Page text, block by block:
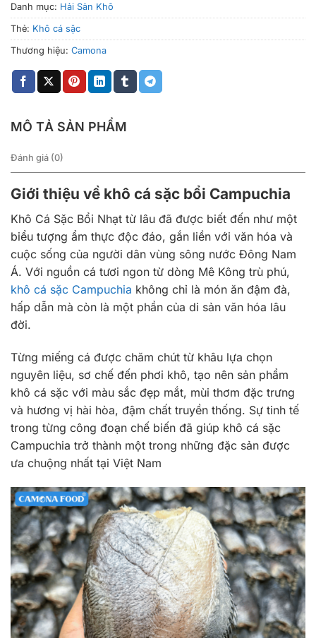
Danh mục: Hải Sản Khô
Thẻ: Khô cá sặc
Thương hiệu: Camona
MÔ TẢ SẢN PHẨM
Đánh giá (0)
Giới thiệu về khô cá sặc bổi Campuchia
Khô Cá Sặc Bổi Nhạt từ lâu đã được biết đến như một
biểu tượng ẩm thực độc đáo, gắn liền với văn hóa và
cuộc sống của người dân vùng sông nước Đông Nam
Á. Với nguồn cá tươi ngon từ dòng Mê Kông trù phú,
khô cá sặc Campuchia không chỉ là món ăn đậm đà,
hấp dẫn mà còn là một phần của di sản văn hóa lâu
đời.
Từng miếng cá được chăm chút từ khâu lựa chọn
nguyên liệu, sơ chế đến phơi khô, tạo nên sản phẩm
khô cá sặc với màu sắc đẹp mắt, mùi thơm đặc trưng
và hương vị hài hòa, đậm chất truyền thống. Sự tinh tế
trong từng công đoạn chế biến đã giúp khô cá sặc
Campuchia trở thành một trong những đặc sản được
ưa chuộng nhất tại Việt Nam